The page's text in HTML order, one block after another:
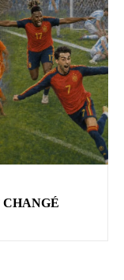
CHANGÉ